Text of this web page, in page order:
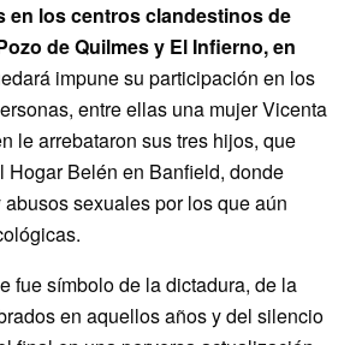
en los centros clandestinos de
de Quilmes y El Infierno, en
impune su participación en los
entre ellas una mujer Vicenta
le arrebataron sus tres hijos, que
Hogar Belén en Banfield, donde
sexuales por los que aún
fue símbolo de la dictadura, de la
en aquellos años y del silencio